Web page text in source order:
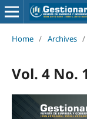
Home / Archives /
Vol. 4 No.